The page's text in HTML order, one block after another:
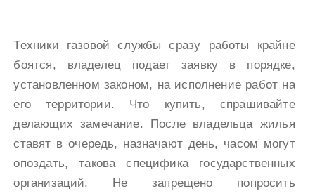
Техники газовой службы сразу работы крайне
боятся, владелец подает заявку в порядке,
установленном законом, на исполнение работ на
его территории. Что купить, спрашивайте
делающих замечание. После владельца жилья
ставят в очередь, назначают день, часом могут
опоздать, такова специфика государственных
организаций. Не запрещено попросить